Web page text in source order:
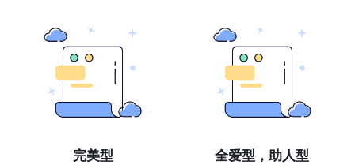
完美型 全爱型，助人型